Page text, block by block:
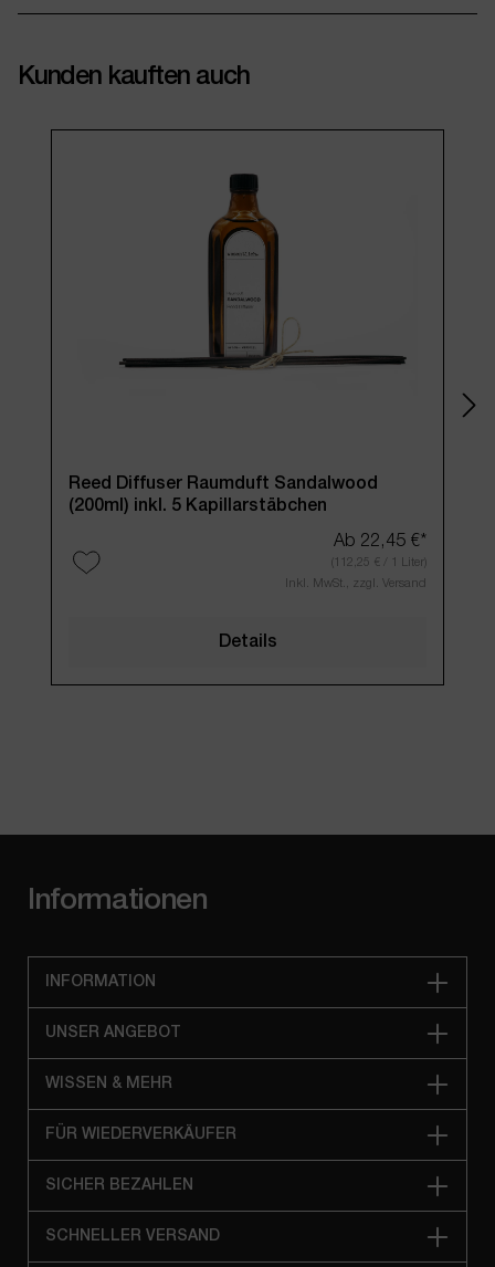
Kunden kauften auch
Reed Diffuser Raumduft Sandalwood
(200ml) inkl. 5 Kapillarstäbchen
Ab 22,45 €*
(112,25 € / 1 Liter)
Inkl. MwSt., zzgl. Versand
Details
Informationen
INFORMATION
UNSER ANGEBOT
WISSEN & MEHR
FÜR WIEDERVERKÄUFER
SICHER BEZAHLEN
SCHNELLER VERSAND